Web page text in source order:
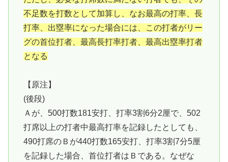
不足数を打数として加算し、なお最高の打率、長
打率、出塁率になった場合には、この打者がリー
グの首位打者、最高長打率打者、最高出塁率打者
となる
【原注】
(後段)
Ａが、500打数181安打、打率3割6分2厘で、502
打席以上の打者中最高打率を記録したとしても、
490打席のＢが440打数165安打、打率3割7分5厘
を記録した場合、首位打者はＢである。なぜな